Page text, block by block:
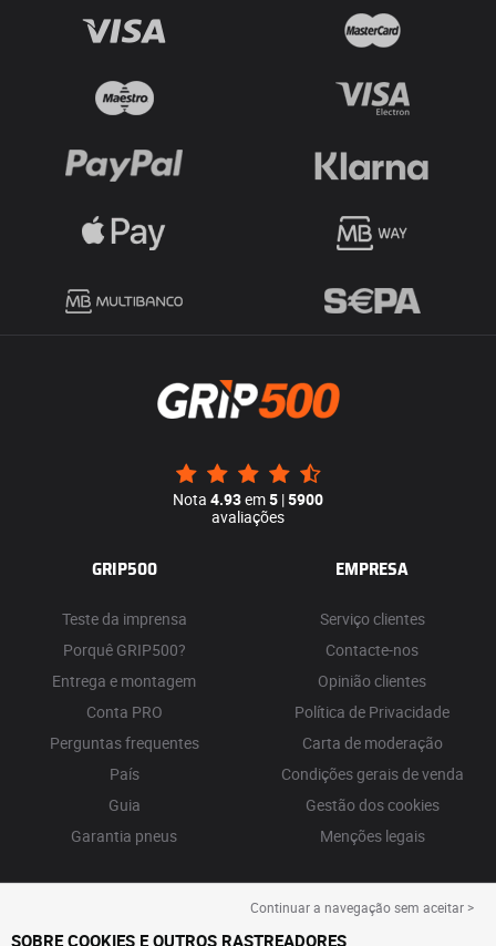
Nota 4.93em5 |5900
avaliações
GRIP500
Teste da imprensa
Porquê GRIP500?
Entrega e montagem
Conta PRO
Perguntas frequentes
País
Guia
Garantia pneus
EMPRESA
Serviço clientes
Contacte-nos
Opinião clientes
Política de Privacidade
Carta de moderação
Condições gerais de venda
Gestão dos cookies
Menções legais
Continuar a navegação sem aceitar >
SOBRE COOKIES E OUTROS RASTREADORES